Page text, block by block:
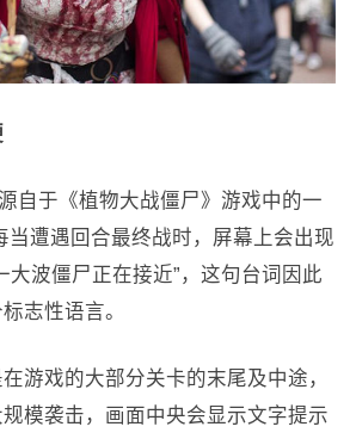
自于《植物大战僵尸》游戏中的一
当遭遇回合最终战时，屏幕上会出现
大波僵尸正在接近”，这句台词因此
志性语言。
游戏的大部分关卡的末尾及中途，
模袭击，画面中央会显示文字提示